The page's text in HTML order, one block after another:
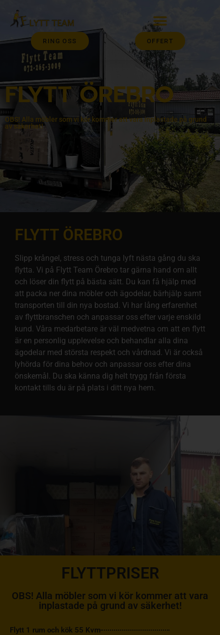
RING OSS OFFERT
FLYTT ÖREBRO
OBS! Alla möbler som vi kör kommer att vara inplastade på grund
av säkerhet!
FLYTT ÖREBRO
Slipp krångel, stress och tunga lyft nästa gång du ska
flytta. Vi på Flytt Team Örebro tar gärna hand om allt
och löser din flytt på bästa sätt. Du kan få hjälp med
att packa ner dina möbler och ägodelar, bärhjälp samt
transporten till din nya bostad. Vi har lång erfarenhet
av flyttbranschen och anpassar oss efter varje enskild
kund. Våra medarbetare är väl medvetna om att en flytt
är en personlig upplevelse och behandlar alla dina
ägodelar med största respekt och vårdnad. Vi är också
lyhörda för dina behov och anpassar oss efter dina
önskemål. Du ska känna dig helt trygg från första
kontakt tills du är på plats i ditt nya hem.
FLYTTPRISER
OBS! Alla möbler som vi kör kommer att vara
inplastade på grund av säkerhet!
Flytt 1 rum och kök 55 Kvm